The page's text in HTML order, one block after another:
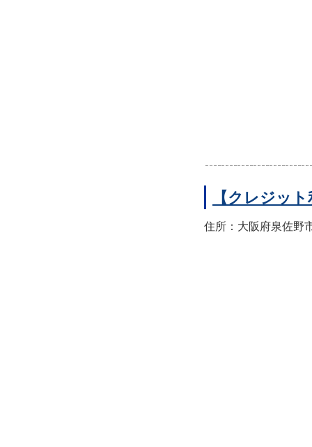
【クレジッ
住所：大阪府泉佐野